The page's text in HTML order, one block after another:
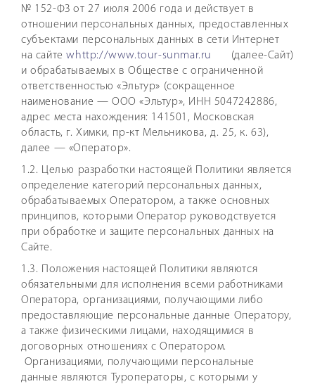
№ 152-ФЗ от 27 июля 2006 года и действует в
отношении персональных данных, предоставленных
субъектами персональных данных в сети Интернет
на сайтеwhttp://www.tour-sunmar.ru
(далее-Сайт)
и обрабатываемых в Обществе с ограниченной
ответственностью «Эльтур» (сокращенное
наименование — ООО «Эльтур», ИНН 5047242886,
адрес места нахождения: 141501, Московская
область, г. Химки, пр-кт Мельникова, д. 25, к. 63),
далее — «Оператор».
1.2. Целью разработки настоящей Политики является
определение категорий персональных данных,
обрабатываемых Оператором, а также основных
принципов, которыми Оператор руководствуется
при обработке и защите персональных данных на
Сайте.
1.3. Положения настоящей Политики являются
обязательными для исполнения всеми работниками
Оператора, организациями, получающими либо
предоставляющие персональные данные Оператору,
а также физическими лицами, находящимися в
договорных отношениях с Оператором.
Организациями, получающими персональные
данные являются Туроператоры, с которыми у